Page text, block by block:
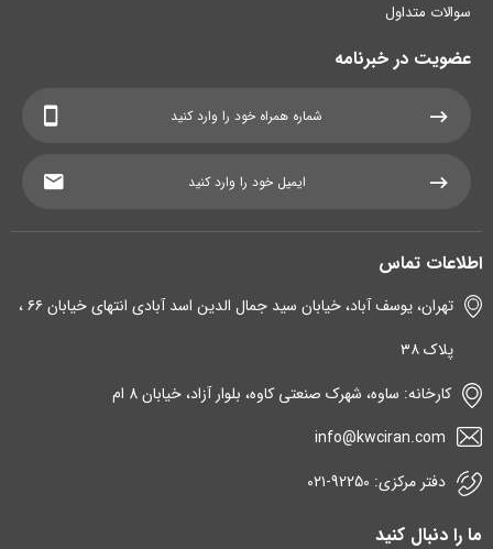
سوالات متداول
عضویت در خبرنامه
اطلاعات تماس
تهران، یوسف آباد، خیابان سید جمال الدین اسد آبادی انتهای خیابان ۶۶ ،
پلاک ۳۸
کارخانه: ساوه، شهرک صنعتی کاوه، بلوار آزاد، خیابان 8 ام
info@kwciran.com
دفتر مرکزی: 92250-۰۲۱
ما را دنبال کنید